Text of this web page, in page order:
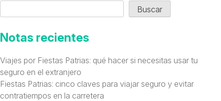
Buscar
Notas recientes
Viajes por Fiestas Patrias: qué hacer si necesitas usar tu
seguro en el extranjero
Fiestas Patrias: cinco claves para viajar seguro y evitar
contratiempos en la carretera